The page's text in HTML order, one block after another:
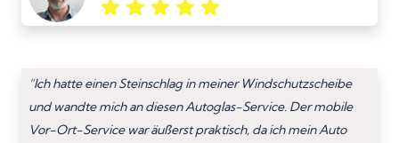
“Ich hatte einen Steinschlag in meiner Windschutzscheibe
und wandte mich an diesen Autoglas-Service. Der mobile
Vor-Ort-Service war äußerst praktisch, da ich mein Auto